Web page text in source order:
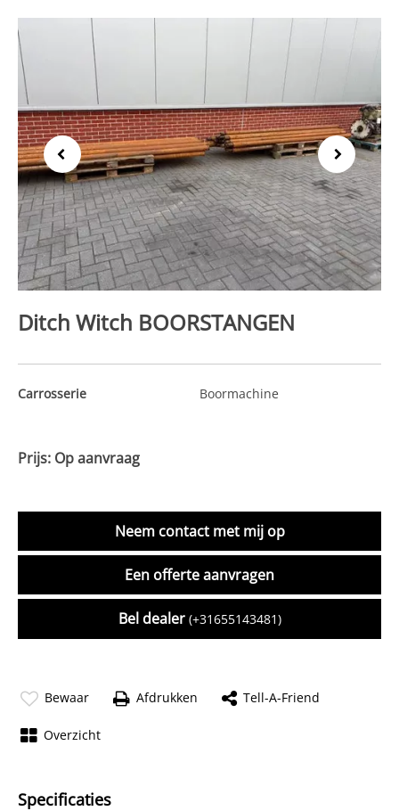
Previous Next
Ditch Witch BOORSTANGEN
Carrosserie Boormachine
Prijs: Op aanvraag
Neem contact met mij op
Een offerte aanvragen
Bel dealer (+31655143481)
Bewaar Afdrukken Tell-A-Friend
Overzicht
Specificaties